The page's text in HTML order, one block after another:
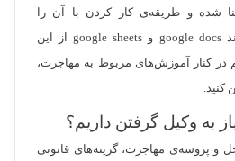
شده و طریقه‌ی کار کردن با آن را
فرامی‌گیرید. ابزارهایی مانند google docs و google sheets از این
در کنار آموزش‌های مربوط به مهاجرت،
کنید.
به وکیل گرفتن داریم؟
و پروسه‌ی مهاجرت، گزینه‌های قانونی